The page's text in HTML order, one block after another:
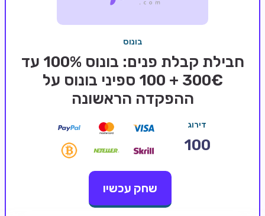
בלאקג'ק אונליין
בונוסים בקזינו אונליין
בונוס
חבילת קבלת פנים: בונוס 100% עד
300€ + 100 ספיני בונוס על
ההפקדה הראשונה
דירוג
100
שחק עכשיו